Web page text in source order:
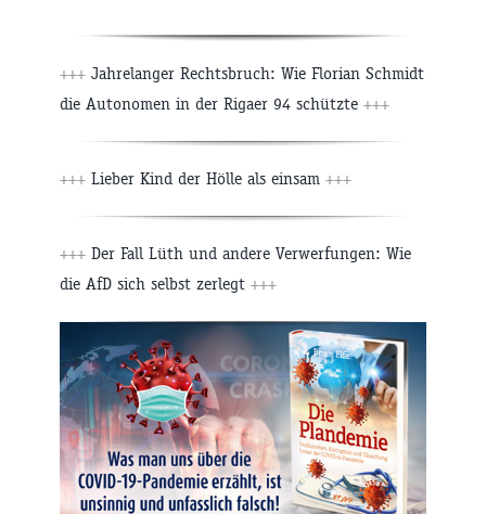
+++ Jahrelanger Rechtsbruch: Wie Florian Schmidt
die Autonomen in der Rigaer 94 schützte +++
+++ Lieber Kind der Hölle als einsam +++
+++ Der Fall Lüth und andere Verwerfungen: Wie
die AfD sich selbst zerlegt +++